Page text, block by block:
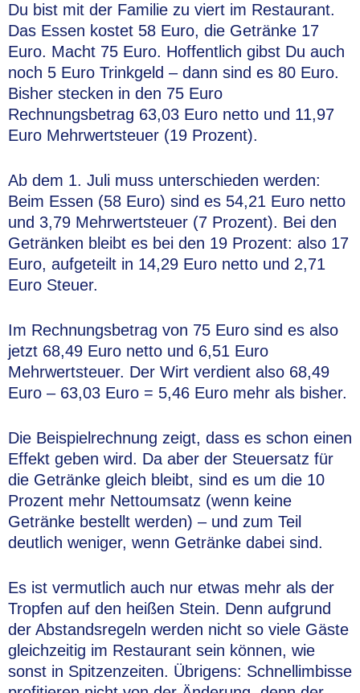
Du bist mit der Familie zu viert im Restaurant.
Das Essen kostet 58 Euro, die Getränke 17
Euro. Macht 75 Euro. Hoffentlich gibst Du auch
noch 5 Euro Trinkgeld – dann sind es 80 Euro.
Bisher stecken in den 75 Euro
Rechnungsbetrag 63,03 Euro netto und 11,97
Euro Mehrwertsteuer (19 Prozent).
Ab dem 1. Juli muss unterschieden werden:
Beim Essen (58 Euro) sind es 54,21 Euro netto
und 3,79 Mehrwertsteuer (7 Prozent). Bei den
Getränken bleibt es bei den 19 Prozent: also 17
Euro, aufgeteilt in 14,29 Euro netto und 2,71
Euro Steuer.
Im Rechnungsbetrag von 75 Euro sind es also
jetzt 68,49 Euro netto und 6,51 Euro
Mehrwertsteuer. Der Wirt verdient also 68,49
Euro – 63,03 Euro = 5,46 Euro mehr als bisher.
Die Beispielrechnung zeigt, dass es schon einen
Effekt geben wird. Da aber der Steuersatz für
die Getränke gleich bleibt, sind es um die 10
Prozent mehr Nettoumsatz (wenn keine
Getränke bestellt werden) – und zum Teil
deutlich weniger, wenn Getränke dabei sind.
Es ist vermutlich auch nur etwas mehr als der
Tropfen auf den heißen Stein. Denn aufgrund
der Abstandsregeln werden nicht so viele Gäste
gleichzeitig im Restaurant sein können, wie
sonst in Spitzenzeiten. Übrigens: Schnellimbisse